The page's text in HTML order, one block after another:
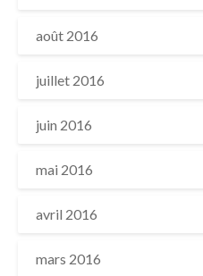
août 2016
juillet 2016
juin 2016
mai 2016
avril 2016
mars 2016